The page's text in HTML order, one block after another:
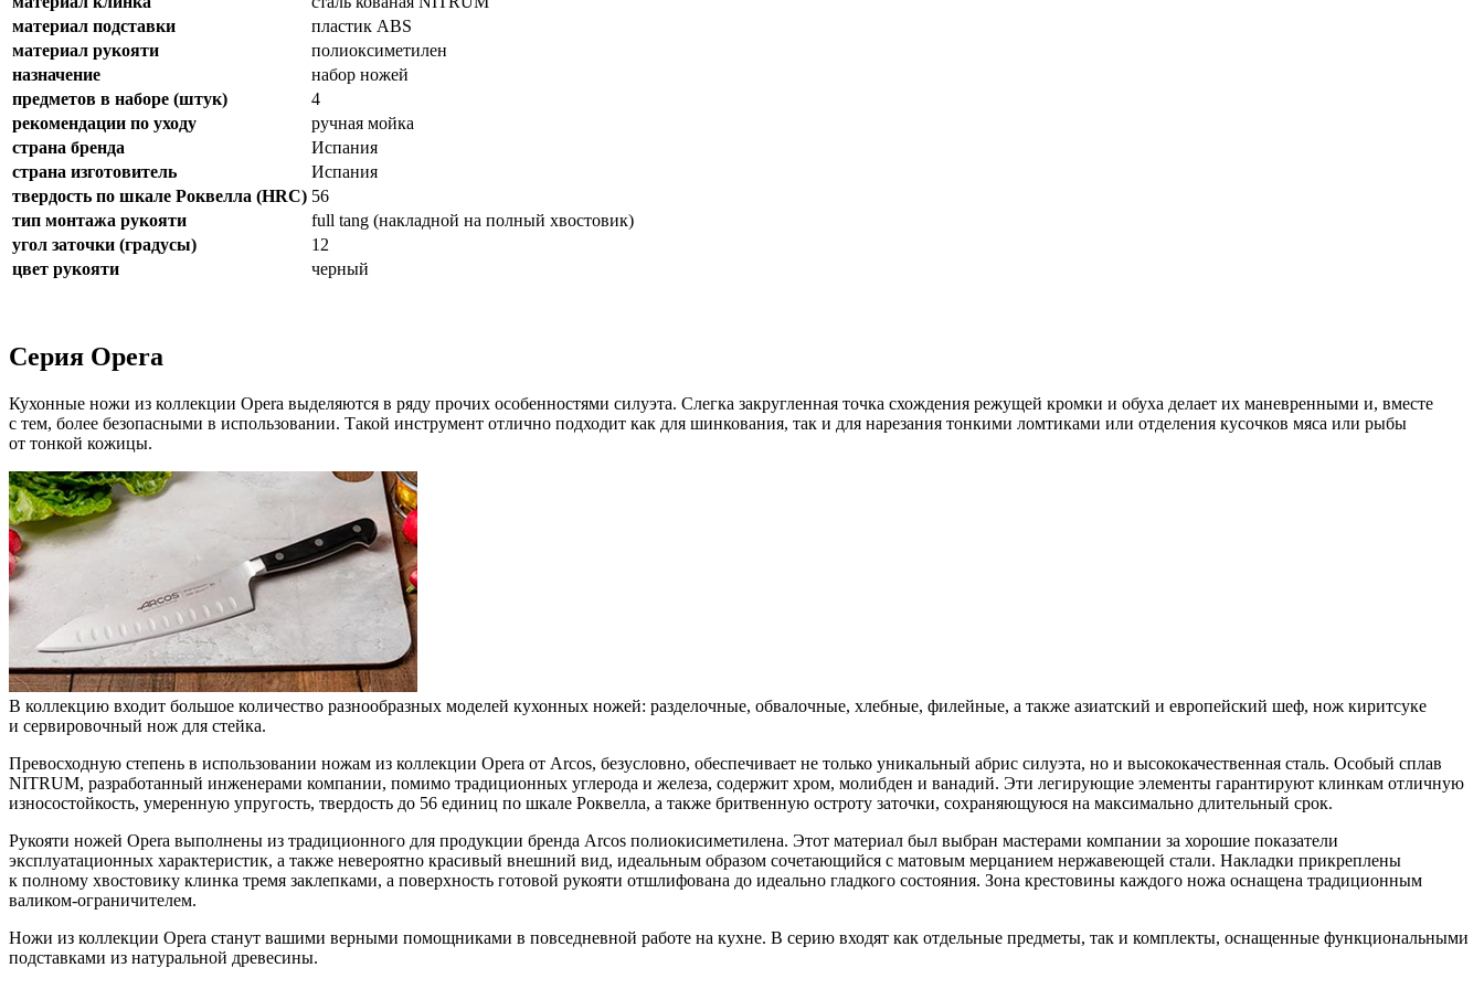
материал подставки
пластик ABS
материал рукояти
полиоксиметилен
назначение
набор ножей
предметов в наборе (штук)
4
рекомендации по уходу
ручная мойка
страна бренда
Испания
страна изготовитель
Испания
твердость по шкале Роквелла (HRC) 56
тип монтажа рукояти
full tang (накладной на полный хвостовик)
угол заточки (градусы)
12
цвет рукояти
черный
Серия Opera
Кухонные ножи из коллекции Opera выделяются в ряду прочих особенностями силуэта. Слегка закругленная точка схождения режущей кромки и обуха делает их маневренными и, вместе
с тем, более безопасными в использовании. Такой инструмент отлично подходит как для шинкования, так и для нарезания тонкими ломтиками или отделения кусочков мяса или рыбы
от тонкой кожицы.
В коллекцию входит большое количество разнообразных моделей кухонных ножей: разделочные, обвалочные, хлебные, филейные, а также азиатский и европейский шеф, нож киритсуке
и сервировочный нож для стейка.
Превосходную степень в использовании ножам из коллекции Opera от Arcos, безусловно, обеспечивает не только уникальный абрис силуэта, но и высококачественная сталь. Особый сплав
NITRUM, разработанный инженерами компании, помимо традиционных углерода и железа, содержит хром, молибден и ванадий. Эти легирующие элементы гарантируют клинкам отличную
износостойкость, умеренную упругость, твердость до 56 единиц по шкале Роквелла, а также бритвенную остроту заточки, сохраняющуюся на максимально длительный срок.
Рукояти ножей Opera выполнены из традиционного для продукции бренда Arcos полиокисиметилена. Этот материал был выбран мастерами компании за хорошие показатели
эксплуатационных характеристик, а также невероятно красивый внешний вид, идеальным образом сочетающийся с матовым мерцанием нержавеющей стали. Накладки прикреплены
к полному хвостовику клинка тремя заклепками, а поверхность готовой рукояти отшлифована до идеально гладкого состояния. Зона крестовины каждого ножа оснащена традиционным
валиком-ограничителем.
Ножи из коллекции Opera станут вашими верными помощниками в повседневной работе на кухне. В серию входят как отдельные предметы, так и комплекты, оснащенные функциональными
подставками из натуральной древесины.